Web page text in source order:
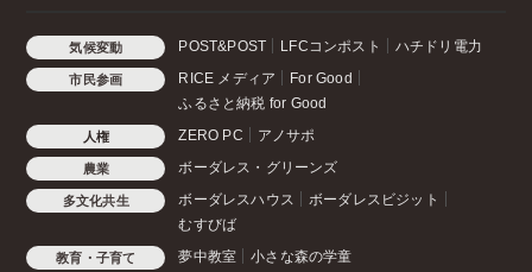
気候変動 POST&POST LFCコンポスト ハチドリ電力
市民参画 RICE メディア
For Good
ふるさと納税 for Good
人権 ZERO PC アノサポ
農業 ボーダレス・グリーンズ
多文化共生 ボーダレスハウス
ボーダレスビジット
むすびば
教育・子育て 夢中教室 小さな森の学童